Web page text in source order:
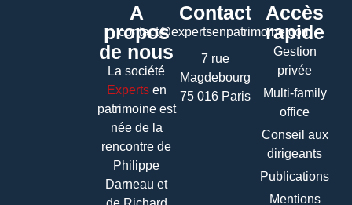
A
propos
de nous
La société
Expertsen
patrimoine est
née de la
rencontre de
Philippe
Darneau et
Contact
contact@expertsenpatrimoine.com
7 rue
Magdebourg
75 016 Paris
Accès
rapide
Gestion
privée
Multi-family
office
Conseil aux
dirigeants
Publications
Mentions